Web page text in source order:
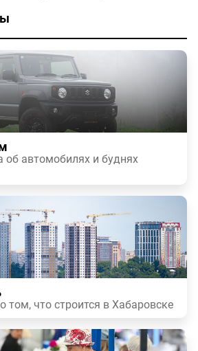
об автомобилях и буднях
том, что строится в Хабаровске